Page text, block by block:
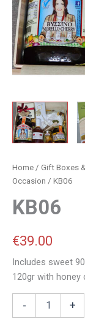
Home / Gift Boxes
Occasion / KB06
KB06
€39.00
Includes sweet
120gr with honey
- +